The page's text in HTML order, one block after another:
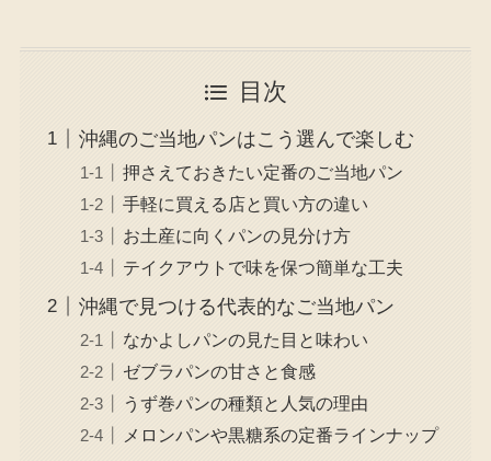
目次
沖縄のご当地パンはこう選んで楽しむ
押さえておきたい定番のご当地パン
手軽に買える店と買い方の違い
お土産に向くパンの見分け方
テイクアウトで味を保つ簡単な工夫
沖縄で見つける代表的なご当地パン
なかよしパンの見た目と味わい
ゼブラパンの甘さと食感
うず巻パンの種類と人気の理由
メロンパンや黒糖系の定番ラインナップ